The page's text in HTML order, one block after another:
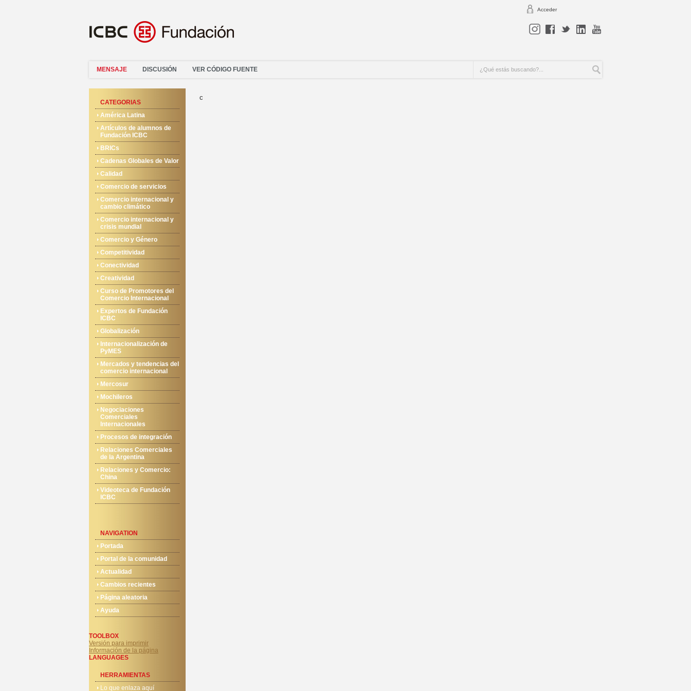
Acceder
MENSAJE DISCUSIÓN VER CÓDIGO FUENTE
CATEGORIAS
América Latina
Artículos de alumnos de
Fundación ICBC
BRICs
Cadenas Globales de Valor
Calidad
Comercio de servicios
Comercio internacional y
cambio climático
Comercio internacional y
crisis mundial
Comercio y Género
Competitividad
Conectividad
Creatividad
Curso de Promotores del
Comercio Internacional
Expertos de Fundación
ICBC
Globalización
Internacionalización de
PyMES
Mercados y tendencias del
comercio internacional
Mercosur
Mochileros
Negociaciones
Comerciales
Internacionales
Procesos de integración
Relaciones Comerciales
de la Argentina
Relaciones y Comercio:
China
Videoteca de Fundación
ICBC
NAVIGATION
Portada
Portal de la comunidad
Actualidad
Cambios recientes
Página aleatoria
Ayuda
TOOLBOX
Versión para imprimir
Información de la página
LANGUAGES
HERRAMIENTAS
Lo que enlaza aquí
c